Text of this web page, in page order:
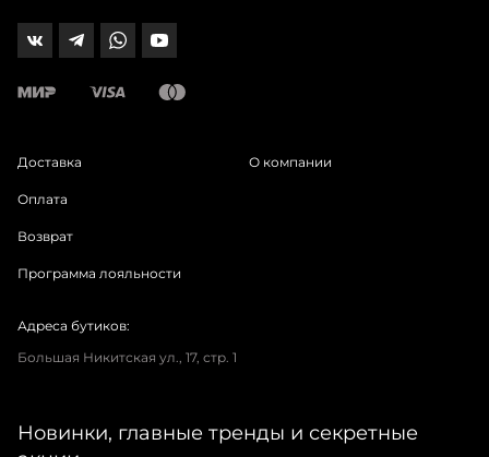
Доставка
Оплата
Возврат
Программа лояльности
О компании
Адреса бутиков:
Большая Никитская ул., 17, стр. 1
Новинки, главные тренды и секретные